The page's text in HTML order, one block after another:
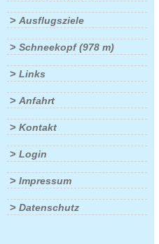
> Ausflugsziele
> Schneekopf (978 m)
> Links
> Anfahrt
> Kontakt
> Login
> Impressum
> Datenschutz